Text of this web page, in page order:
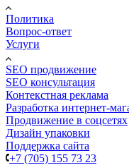
Политика
Вопрос-ответ
Услуги
SEO продвижение
SEO консультация
Контекстная реклама
Разработка интернет-
Продвижение в соцсетях
Дизайн упаковки
Поддержка сайта
+7 (705) 155 73 23